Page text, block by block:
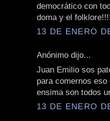
democrático con
doma y el
13 DE ENERO
Anónimo dijo...
Juan Emilio sos
para comernos
ensima son todos
13 DE ENERO